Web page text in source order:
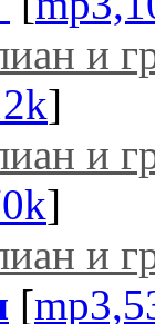
и
]
и
]
и
[